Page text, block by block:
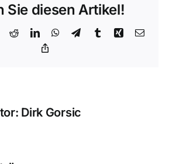
19.10.2017
Sie diesen Artikel!
RedditLinkedInWhatsApp
TelegramTumblrXing E-
Dirk Gorsic